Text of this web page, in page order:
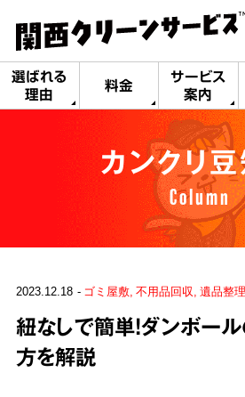
選ばれる
理由
料金
サービス
案内
カンクリ
Column
2023.12.18 ゴミ屋敷 不用品回収 遺品整理
紐なしで簡単！ダンボー
方を解説